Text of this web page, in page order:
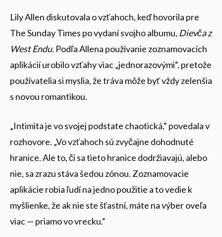
Lily Allen diskutovala o vzťahoch, keď hovorila pre
The Sunday Times po vydaní svojho albumu, Dievča z
West Endu. Podľa Allena používanie zoznamovacích
aplikácií urobilo vzťahy viac „jednorazovými“, pretože
používatelia si myslia, že tráva môže byť vždy zelenšia
s novou romantikou.
„Intimita je vo svojej podstate chaotická,“ povedala v
rozhovore. „Vo vzťahoch sú zvyčajne dohodnuté
hranice. Ale to, či sa tieto hranice dodržiavajú, alebo
nie, sa zrazu stáva šedou zónou. Zoznamovacie
aplikácie robia ľudí na jedno použitie a to vedie k
myšlienke, že ak nie ste šťastní, máte na výber oveľa
viac — priamo vo vrecku.“